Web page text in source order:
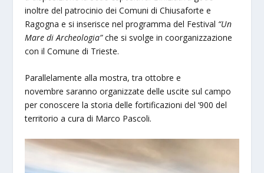
inoltre del patrocinio dei Comuni di Chiusaforte e
Ragogna e si inserisce nel programma del Festival “Un
Mare di Archeologia”che si svolge in coorganizzazione
con il Comune di Trieste.
Parallelamente alla mostra, tra ottobre e
novembre saranno organizzate delle uscite sul campo
per conoscere la storia delle fortificazioni del ‘900 del
territorio a cura di Marco Pascoli.